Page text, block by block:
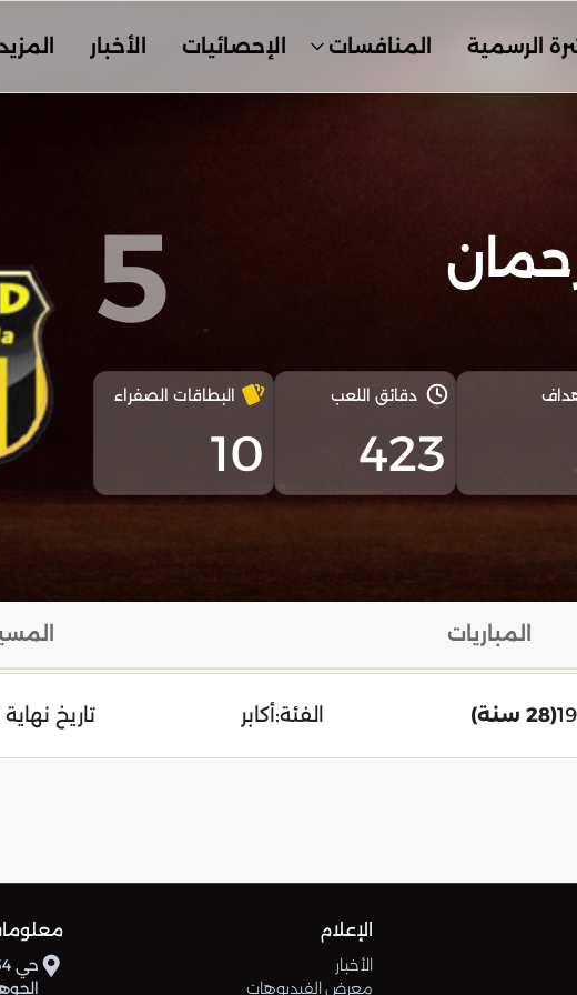
الرسمية المنافسات الإحصائيات الأخبار
دقائق اللعب
423
البطاقات الصفراء
10
5
المباريات
(28 سنة) الفئة:أكابر تاريخ
الإعلام
الأخبار
معرض الفيديوهات